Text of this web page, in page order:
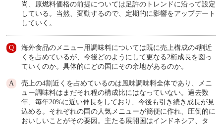
尚、原燃料価格の前提については足許のトレンドに沿って設定
している。当然、変動するので、定期的に影響をアップデート
していく。
海外食品のメニュー用調味料については既に売上構成の4割近
くを占めているが、今後どのようにして更なる2桁成長を図っ
ていくのか。具体的にどの国にその余地があるのか。
売上の4割近くを占めているのは風味調味料全体であり、メニ
ュー調味料はまだそれ程の構成比にはなっていない。過去数
年、毎年20%に近い伸長をしており、今後も引き続き成長が見
込める。それぞれの国の人気メニューが簡便に作れ、圧倒的に
おいしいことがその要因。主たる展開国はインドネシア、タ